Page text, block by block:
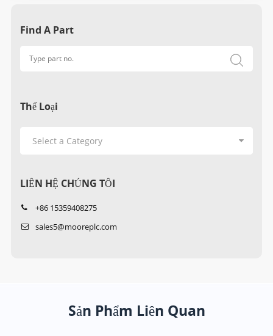
Find A Part
Thể Loại
LIÊN HỆ CHÚNG TÔI
+86 15359408275
sales5@mooreplc.com
Sản Phẩm Liên Quan